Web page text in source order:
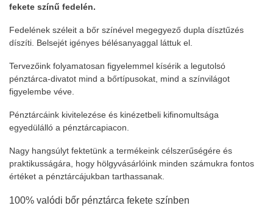
fekete színű fedelén.
Fedelének széleit a bőr színével megegyező dupla dísztűzés
díszíti. Belsejét igényes bélésanyaggal láttuk el.
Tervezőink folyamatosan figyelemmel kísérik a legutolsó
pénztárca-divatot mind a bőrtípusokat, mind a színvilágot
figyelembe véve.
Pénztárcáink kivitelezése és kinézetbeli kifinomultsága
egyedülálló a pénztárcapiacon.
Nagy hangsúlyt fektetünk a termékeink célszerűségére és
praktikusságára, hogy hölgyvásárlóink minden számukra fontos
értéket a pénztárcájukban tarthassanak.
100% valódi bőr pénztárca fekete színben